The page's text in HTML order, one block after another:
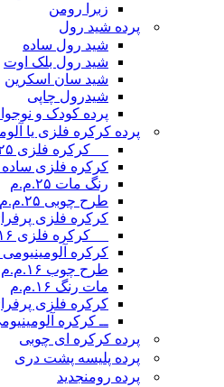
زبرا رومن
پرده شید رول
شید رول ساده
شید رول بلک اوت
شید سان اسکرین
شیدرول چاپی
پرده کودک و
پرده کرکره فلزی یا
__ کرکره فلزی ۲۵ میلیمتری
کرکره فلزی ساده ۲۵.م.م
رنگ مات ۲۵.م.م
طرح چوبی ۲۵.م.م
کرکره فلزی پرفراژ
__ کرکره فلزی ۱۶ میلیمتری
کرکره آلومینیومی ۱۶.م.م ساده
طرح چوب ۱۶.م.م
مات رنگ ۱۶.م.م
کرکره فلزی پرفراژ
ــ کرکره
پرده کرکره ای چوبی
پرده پلیسه پشت دری
پرده رومنجدید